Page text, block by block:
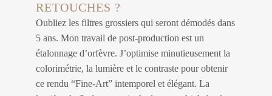
RETOUCHES ?
Oubliez les filtres grossiers qui seront démodés dans
5 ans. Mon travail de post-production est un
étalonnage d’orfèvre. J’optimise minutieusement la
colorimétrie, la lumière et le contraste pour obtenir
ce rendu “Fine-Art” intemporel et élégant. La